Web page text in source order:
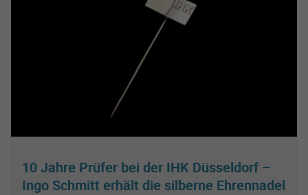
10 Jahre Prüfer bei der IHK Düsseldorf –
Ingo Schmitt erhält die silberne Ehrennadel